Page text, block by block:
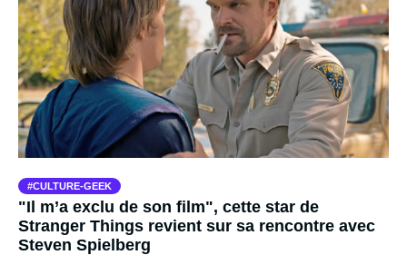
CULTURE-GEEK
"Il m’a exclu de son film", cette star de
Stranger Things revient sur sa rencontre avec
Steven Spielberg